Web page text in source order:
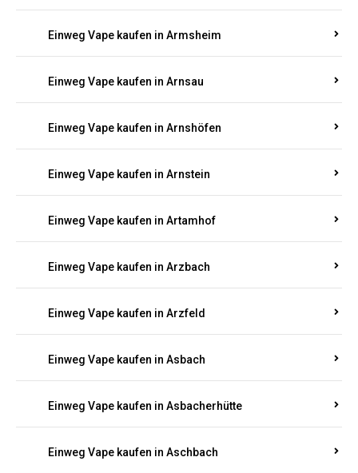
Einweg Vape kaufen in Armsheim
Einweg Vape kaufen in Arnsau
Einweg Vape kaufen in Arnshöfen
Einweg Vape kaufen in Arnstein
Einweg Vape kaufen in Artamhof
Einweg Vape kaufen in Arzbach
Einweg Vape kaufen in Arzfeld
Einweg Vape kaufen in Asbach
Einweg Vape kaufen in Asbacherhütte
Einweg Vape kaufen in Aschbach